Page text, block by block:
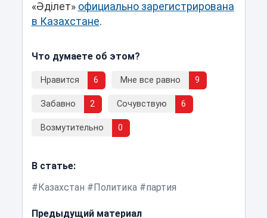
«Әділет» официально зарегистрирована
в Казахстане.
Что думаете об этом?
Нравится 6 Мне все равно 9
Забавно 2 Сочувствую 6
Возмутительно 0
В статье:
Казахстан
Политика партия
Предыдущий материал